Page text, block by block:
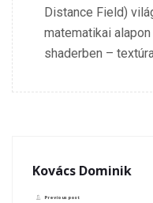
Distance Field)
matematikai
shaderben –
Kovács Dominik
Previous post